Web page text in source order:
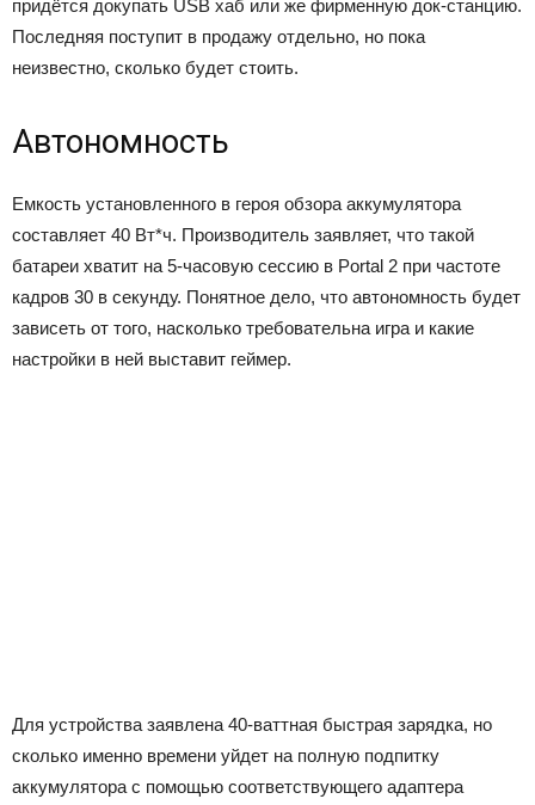
придётся докупать USB хаб или же фирменную док-станцию.
Последняя поступит в продажу отдельно, но пока
неизвестно, сколько будет стоить.
Автономность
Емкость установленного в героя обзора аккумулятора
составляет 40 Вт*ч. Производитель заявляет, что такой
батареи хватит на 5-часовую сессию в Portal 2 при частоте
кадров 30 в секунду. Понятное дело, что автономность будет
зависеть от того, насколько требовательна игра и какие
настройки в ней выставит геймер.
Для устройства заявлена 40-ваттная быстрая зарядка, но
сколько именно времени уйдет на полную подпитку
аккумулятора с помощью соответствующего адаптера